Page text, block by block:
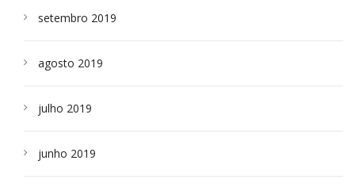
setembro 2019
agosto 2019
julho 2019
junho 2019